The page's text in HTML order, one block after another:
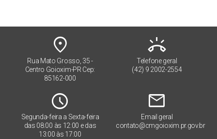
place
Rua Mato Grosso, 35 -
Centro Goioxim-PR Cep:
85162-000
ring_volume
Telefone geral
(42) 9 2002-2554
Schedule
Segunda-feira a Sexta-feira
das 08:00 às 12:00 e das
13:00 às 17:00
mail
Email geral
contato@cmgoioxim.pr.gov.br